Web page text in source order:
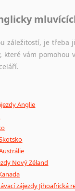
záležitostí, je
které vám
Anglie
Nový Zéland
zájezdy Jihoafrická